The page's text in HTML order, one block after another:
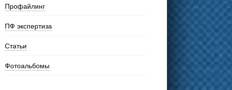
Профайлинг
ПФ экспертиза
Статьи
Фотоальбомы